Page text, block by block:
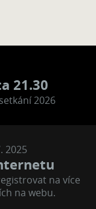
21.30
2026
2025
na více
na webu.